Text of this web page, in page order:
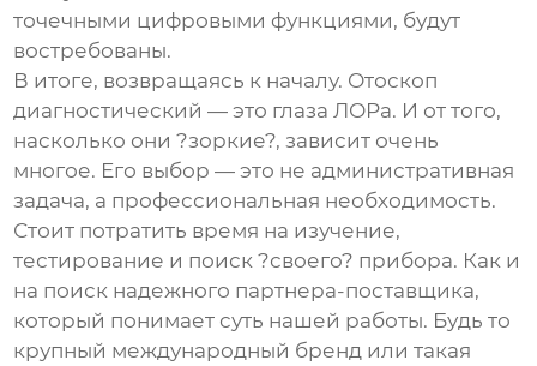
точечными цифровыми функциями, будут
востребованы.
В итоге, возвращаясь к началу. Отоскоп
диагностический — это глаза ЛОРа. И от того,
насколько они ?зоркие?, зависит очень
многое. Его выбор — это не административная
задача, а профессиональная необходимость.
Стоит потратить время на изучение,
тестирование и поиск ?своего? прибора. Как и
на поиск надежного партнера-поставщика,
который понимает суть нашей работы. Будь то
крупный международный бренд или такая